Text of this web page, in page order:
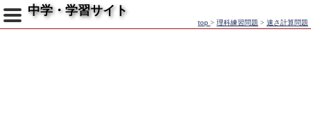
中学・学習サイト
top > 理科練習問題 > 速さ計算問題